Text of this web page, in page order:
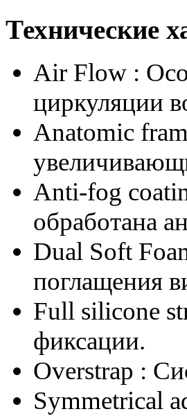
Технические
Air Flow :
циркуляции
Anatomic
Anti-fog
обработана
Dual Soft
поглащения
Full silicone
фиксации.
Overstrap :
Symmetrical